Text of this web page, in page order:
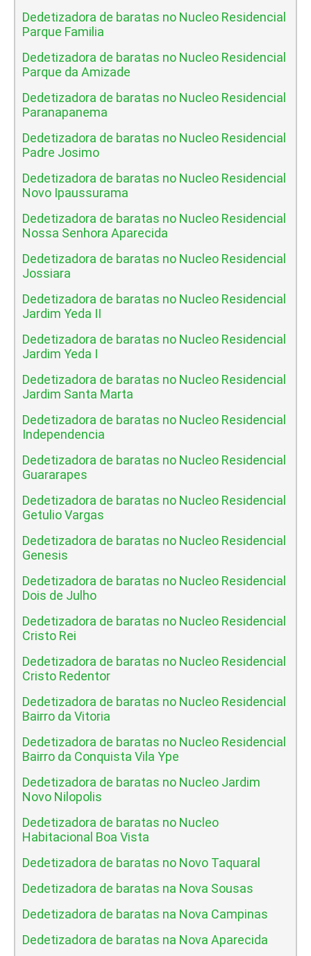
Dedetizadora de baratas no Nucleo Residencial
Parque Familia
Dedetizadora de baratas no Nucleo Residencial
Parque da Amizade
Dedetizadora de baratas no Nucleo Residencial
Paranapanema
Dedetizadora de baratas no Nucleo Residencial
Padre Josimo
Dedetizadora de baratas no Nucleo Residencial
Novo Ipaussurama
Dedetizadora de baratas no Nucleo Residencial
Nossa Senhora Aparecida
Dedetizadora de baratas no Nucleo Residencial
Jossiara
Dedetizadora de baratas no Nucleo Residencial
Jardim Yeda II
Dedetizadora de baratas no Nucleo Residencial
Jardim Yeda I
Dedetizadora de baratas no Nucleo Residencial
Jardim Santa Marta
Dedetizadora de baratas no Nucleo Residencial
Independencia
Dedetizadora de baratas no Nucleo Residencial
Guararapes
Dedetizadora de baratas no Nucleo Residencial
Getulio Vargas
Dedetizadora de baratas no Nucleo Residencial
Genesis
Dedetizadora de baratas no Nucleo Residencial
Dois de Julho
Dedetizadora de baratas no Nucleo Residencial
Cristo Rei
Dedetizadora de baratas no Nucleo Residencial
Cristo Redentor
Dedetizadora de baratas no Nucleo Residencial
Bairro da Vitoria
Dedetizadora de baratas no Nucleo Residencial
Bairro da Conquista Vila Ype
Dedetizadora de baratas no Nucleo Jardim
Novo Nilopolis
Dedetizadora de baratas no Nucleo
Habitacional Boa Vista
Dedetizadora de baratas no Novo Taquaral
Dedetizadora de baratas na Nova Sousas
Dedetizadora de baratas na Nova Campinas
Dedetizadora de baratas na Nova Aparecida